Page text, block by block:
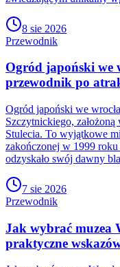
8 sie 2026
Przewodnik
Ogród japoński we
przewodnik po
Ogród japoński we
Szczytnickiego,
Stulecia. To wyjątkowe
zakończonej w 1999
odzyskało swój dawny
7 sie 2026
Przewodnik
Jak wybrać muzea
praktyczne